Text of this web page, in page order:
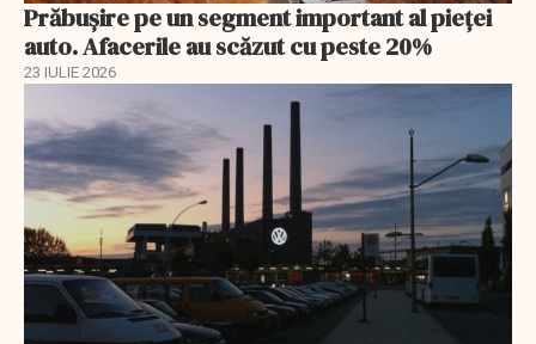
Prăbușire pe un segment important al pieței
auto. Afacerile au scăzut cu peste 20%
23 IULIE 2026